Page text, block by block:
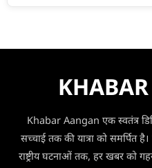
KHABAR
Khabar Aangan एक स्वतंत्र
सच्चाई तक की यात्रा को समर्पित
राष्ट्रीय घटनाओं तक, हर खबर को